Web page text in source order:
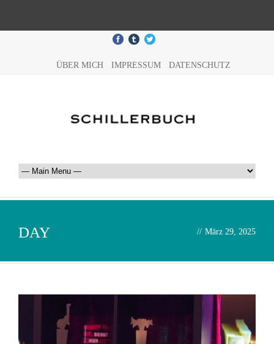
ÜBER MICH IMPRESSUM DATENSCHUTZ
DAY // März 29, 2025